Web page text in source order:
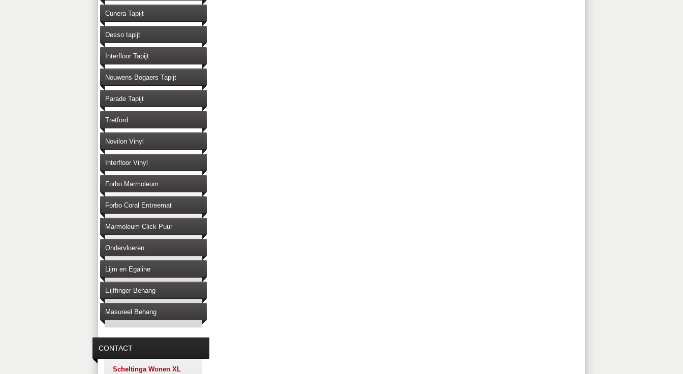
Cunera Tapijt
Desso tapijt
Interfloor Tapijt
Nouwens Bogaers Tapijt
Parade Tapijt
Tretford
Novilon Vinyl
Interfloor Vinyl
Forbo Marmoleum
Forbo Coral Entreemat
Marmoleum Click Puur
Ondervloeren
Lijm en Egaline
Eijffinger Behang
Masureel Behang
CONTACT
Scheltinga Wonen XL